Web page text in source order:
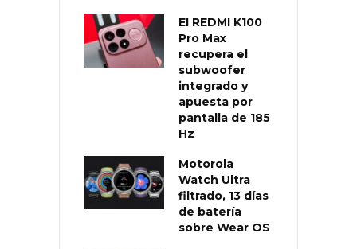
El REDMI K100
Pro Max
recupera el
subwoofer
integrado y
apuesta por
pantalla de 185
Hz
Motorola
Watch Ultra
filtrado, 13 días
de batería
sobre Wear OS